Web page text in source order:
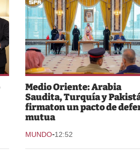
Medio Oriente: Arabia
Saudita, Turquía y
firmaton un pacto de
mutua
MUNDO-12:52